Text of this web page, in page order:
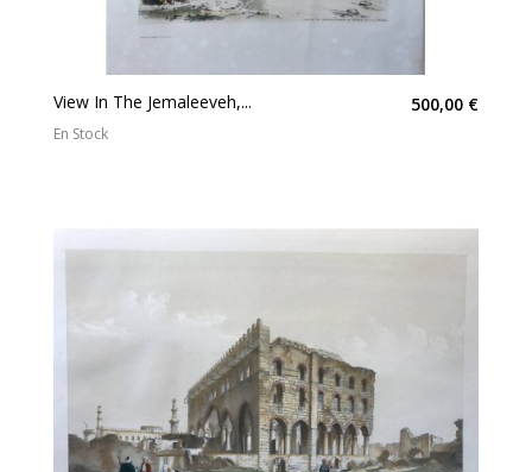
View In The Jemaleeveh,... 500,00 €
En Stock